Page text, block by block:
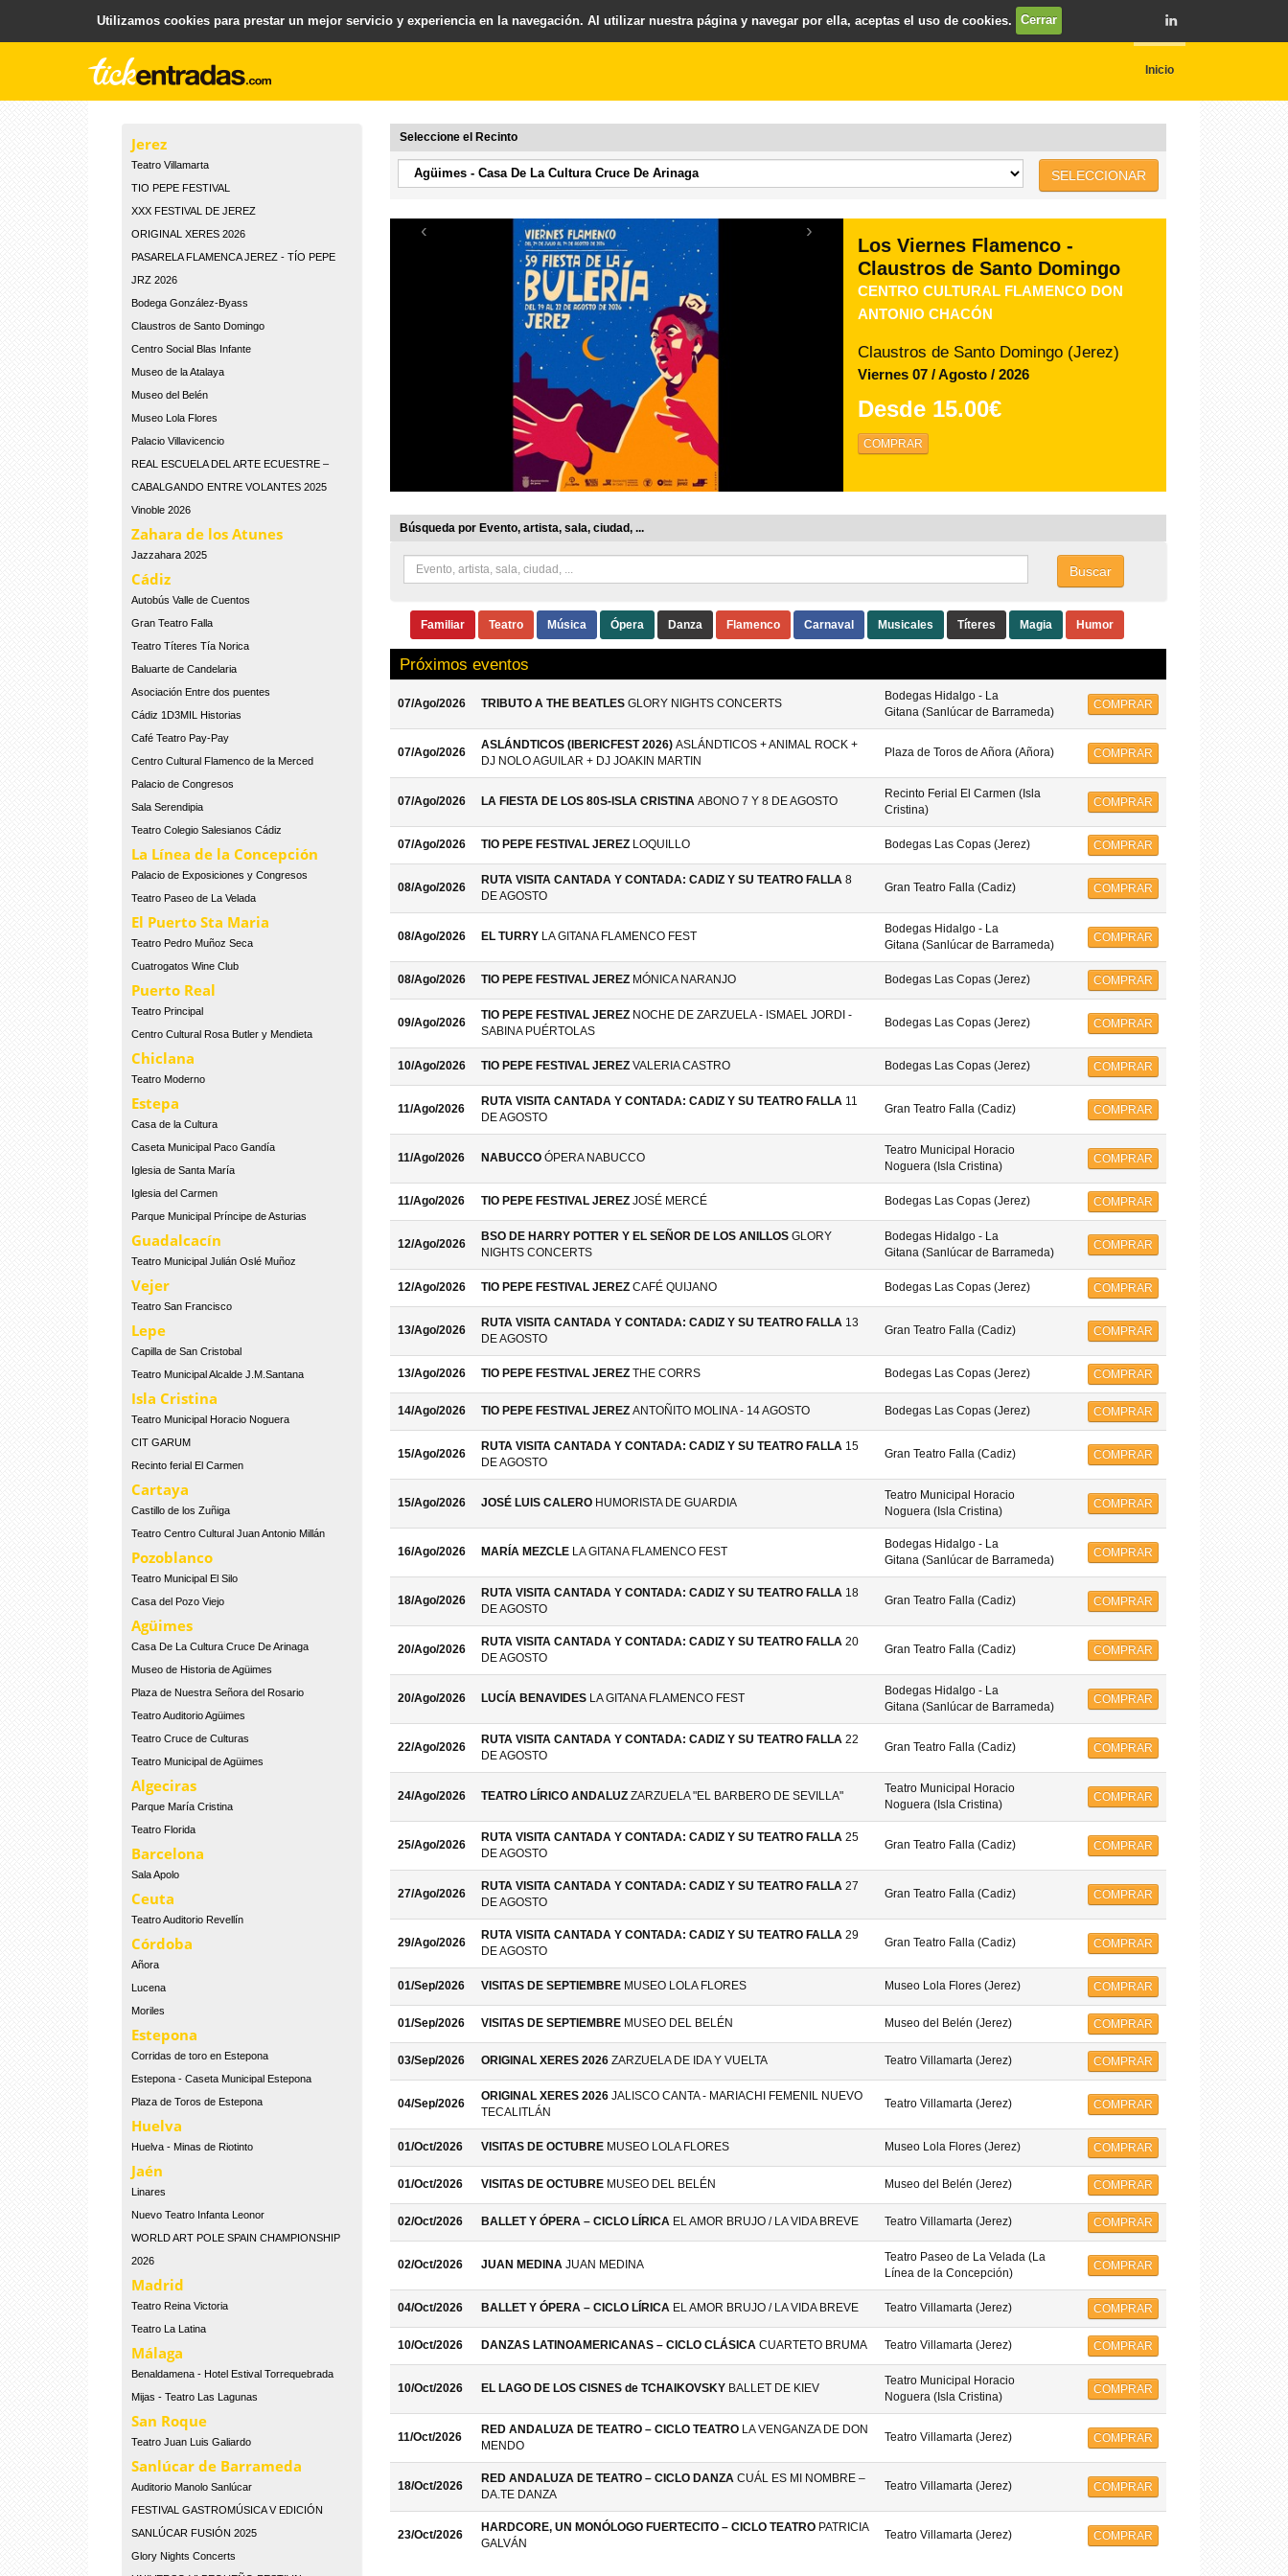
Plataforma para la Venta y Gestion de Entradas .
Inicio
Jerez
Teatro Villamarta
TIO PEPE FESTIVAL
XXX FESTIVAL DE JEREZ
ORIGINAL XERES 2026
PASARELA FLAMENCA JEREZ - TÍO PEPE
JRZ 2026
Bodega González-Byass
Claustros de Santo Domingo
Centro Social Blas Infante
Museo de la Atalaya
Museo del Belén
Museo Lola Flores
Palacio Villavicencio
REAL ESCUELA DEL ARTE ECUESTRE –
CABALGANDO ENTRE VOLANTES 2025
Vinoble 2026
Zahara de los Atunes
Jazzahara 2025
Cádiz
Autobús Valle de Cuentos
Gran Teatro Falla
Teatro Títeres Tía Norica
Baluarte de Candelaria
Asociación Entre dos puentes
Cádiz 1D3MIL Historias
Café Teatro Pay-Pay
Centro Cultural Flamenco de la Merced
Palacio de Congresos
Sala Serendipia
Teatro Colegio Salesianos Cádiz
La Línea de la Concepción
Palacio de Exposiciones y Congresos
Teatro Paseo de La Velada
El Puerto Sta Maria
Teatro Pedro Muñoz Seca
Cuatrogatos Wine Club
Puerto Real
Teatro Principal
Centro Cultural Rosa Butler y Mendieta
Chiclana
Teatro Moderno
Estepa
Casa de la Cultura
Caseta Municipal Paco Gandía
Iglesia de Santa María
Iglesia del Carmen
Parque Municipal Príncipe de Asturias
Guadalcacín
Teatro Municipal Julián Oslé Muñoz
Vejer
Teatro San Francisco
Lepe
Capilla de San Cristobal
Teatro Municipal Alcalde J.M.Santana
Isla Cristina
Teatro Municipal Horacio Noguera
CIT GARUM
Recinto ferial El Carmen
Cartaya
Castillo de los Zuñiga
Teatro Centro Cultural Juan Antonio Millán
Pozoblanco
Teatro Municipal El Silo
Casa del Pozo Viejo
Agüimes
Casa De La Cultura Cruce De Arinaga
Museo de Historia de Agüimes
Plaza de Nuestra Señora del Rosario
Teatro Auditorio Agüimes
Teatro Cruce de Culturas
Teatro Municipal de Agüimes
Algeciras
Parque María Cristina
Teatro Florida
Barcelona
Sala Apolo
Ceuta
Teatro Auditorio Revellín
Córdoba
Añora
Lucena
Moriles
Estepona
Corridas de toro en Estepona
Estepona - Caseta Municipal Estepona
Plaza de Toros de Estepona
Huelva
Huelva - Minas de Riotinto
Jaén
Linares
Nuevo Teatro Infanta Leonor
WORLD ART POLE SPAIN CHAMPIONSHIP
2026
Madrid
Teatro Reina Victoria
Teatro La Latina
Málaga
Benaldamena - Hotel Estival Torrequebrada
Mijas - Teatro Las Lagunas
San Roque
Teatro Juan Luis Galiardo
Sanlúcar de Barrameda
Auditorio Manolo Sanlúcar
FESTIVAL GASTROMÚSICA V EDICIÓN
SANLÚCAR FUSIÓN 2025
Glory Nights Concerts
Seleccione el Recinto
SELECCIONAR
‹ ›
TIO PEPE FESTIVAL JEREZ
VALERIA CASTRO
Bodegas Las Copas (Jerez)
Desde35.00€
COMPRAR
Búsqueda por Evento, artista, sala, ciudad, ...
Buscar
Familiar Teatro Música Ópera Danza Flamenco Carnaval Musicales Títeres Magia Humor
Próximos eventos
07/Ago/2026 TRIBUTO A THE BEATLES GLORY NIGHTS CONCERTS
Bodegas Hidalgo - La
Gitana (Sanlúcar de Barrameda)
COMPRAR
07/Ago/2026
ASLÁNDTICOS (IBERICFEST 2026) ASLÁNDTICOS + ANIMAL ROCK +
DJ NOLO AGUILAR + DJ JOAKIN MARTIN
Plaza de Toros de Añora (Añora) COMPRAR
07/Ago/2026 LA FIESTA DE LOS 80S-ISLA CRISTINA ABONO 7 Y 8 DE AGOSTO
Recinto Ferial El Carmen (Isla
Cristina)
COMPRAR
07/Ago/2026 TIO PEPE FESTIVAL JEREZ LOQUILLO Bodegas Las Copas (Jerez) COMPRAR
08/Ago/2026
RUTA VISITA CANTADA Y CONTADA: CADIZ Y SU TEATRO FALLA 8
DE AGOSTO
Gran Teatro Falla (Cadiz) COMPRAR
08/Ago/2026 EL TURRY LA GITANA FLAMENCO FEST
Bodegas Hidalgo - La
Gitana (Sanlúcar de Barrameda)
COMPRAR
08/Ago/2026 TIO PEPE FESTIVAL JEREZ MÓNICA NARANJO Bodegas Las Copas (Jerez) COMPRAR
09/Ago/2026
TIO PEPE FESTIVAL JEREZ NOCHE DE ZARZUELA - ISMAEL JORDI -
SABINA PUÉRTOLAS
Bodegas Las Copas (Jerez) COMPRAR
10/Ago/2026 TIO PEPE FESTIVAL JEREZ VALERIA CASTRO Bodegas Las Copas (Jerez) COMPRAR
11/Ago/2026
RUTA VISITA CANTADA Y CONTADA: CADIZ Y SU TEATRO FALLA 11
DE AGOSTO
Gran Teatro Falla (Cadiz) COMPRAR
11/Ago/2026 NABUCCO ÓPERA NABUCCO
Teatro Municipal Horacio
Noguera (Isla Cristina)
COMPRAR
11/Ago/2026 TIO PEPE FESTIVAL JEREZ JOSÉ MERCÉ Bodegas Las Copas (Jerez) COMPRAR
12/Ago/2026
BSO DE HARRY POTTER Y EL SEÑOR DE LOS ANILLOS GLORY
NIGHTS CONCERTS
Bodegas Hidalgo - La
Gitana (Sanlúcar de Barrameda)
COMPRAR
12/Ago/2026 TIO PEPE FESTIVAL JEREZ CAFÉ QUIJANO Bodegas Las Copas (Jerez) COMPRAR
13/Ago/2026
RUTA VISITA CANTADA Y CONTADA: CADIZ Y SU TEATRO FALLA 13
DE AGOSTO
Gran Teatro Falla (Cadiz) COMPRAR
13/Ago/2026 TIO PEPE FESTIVAL JEREZ THE CORRS Bodegas Las Copas (Jerez) COMPRAR
14/Ago/2026 TIO PEPE FESTIVAL JEREZ ANTOÑITO MOLINA - 14 AGOSTO Bodegas Las Copas (Jerez) COMPRAR
15/Ago/2026
RUTA VISITA CANTADA Y CONTADA: CADIZ Y SU TEATRO FALLA 15
DE AGOSTO
Gran Teatro Falla (Cadiz) COMPRAR
15/Ago/2026 JOSÉ LUIS CALERO HUMORISTA DE GUARDIA
Teatro Municipal Horacio
Noguera (Isla Cristina)
COMPRAR
16/Ago/2026 MARÍA MEZCLE LA GITANA FLAMENCO FEST
Bodegas Hidalgo - La
Gitana (Sanlúcar de Barrameda)
COMPRAR
18/Ago/2026
RUTA VISITA CANTADA Y CONTADA: CADIZ Y SU TEATRO FALLA 18
DE AGOSTO
Gran Teatro Falla (Cadiz) COMPRAR
20/Ago/2026
RUTA VISITA CANTADA Y CONTADA: CADIZ Y SU TEATRO FALLA 20
DE AGOSTO
Gran Teatro Falla (Cadiz) COMPRAR
20/Ago/2026 LUCÍA BENAVIDES LA GITANA FLAMENCO FEST
Bodegas Hidalgo - La
Gitana (Sanlúcar de Barrameda)
COMPRAR
22/Ago/2026
RUTA VISITA CANTADA Y CONTADA: CADIZ Y SU TEATRO FALLA 22
DE AGOSTO
Gran Teatro Falla (Cadiz) COMPRAR
24/Ago/2026 TEATRO LÍRICO ANDALUZ ZARZUELA "EL BARBERO DE SEVILLA"
Teatro Municipal Horacio
Noguera (Isla Cristina)
COMPRAR
25/Ago/2026
RUTA VISITA CANTADA Y CONTADA: CADIZ Y SU TEATRO FALLA 25
DE AGOSTO
Gran Teatro Falla (Cadiz) COMPRAR
27/Ago/2026
RUTA VISITA CANTADA Y CONTADA: CADIZ Y SU TEATRO FALLA 27
DE AGOSTO
Gran Teatro Falla (Cadiz) COMPRAR
29/Ago/2026
RUTA VISITA CANTADA Y CONTADA: CADIZ Y SU TEATRO FALLA 29
DE AGOSTO
Gran Teatro Falla (Cadiz) COMPRAR
01/Sep/2026 VISITAS DE SEPTIEMBRE MUSEO LOLA FLORES Museo Lola Flores (Jerez) COMPRAR
01/Sep/2026 VISITAS DE SEPTIEMBRE MUSEO DEL BELÉN Museo del Belén (Jerez) COMPRAR
03/Sep/2026 ORIGINAL XERES 2026 ZARZUELA DE IDA Y VUELTA Teatro Villamarta (Jerez) COMPRAR
04/Sep/2026
ORIGINAL XERES 2026 JALISCO CANTA - MARIACHI FEMENIL NUEVO
TECALITLÁN
Teatro Villamarta (Jerez) COMPRAR
01/Oct/2026 VISITAS DE OCTUBRE MUSEO LOLA FLORES Museo Lola Flores (Jerez) COMPRAR
01/Oct/2026 VISITAS DE OCTUBRE MUSEO DEL BELÉN Museo del Belén (Jerez) COMPRAR
02/Oct/2026 BALLET Y ÓPERA – CICLO LÍRICA EL AMOR BRUJO / LA VIDA BREVE Teatro Villamarta (Jerez) COMPRAR
02/Oct/2026 JUAN MEDINA JUAN MEDINA
Teatro Paseo de La Velada (La
Línea de la Concepción)
COMPRAR
04/Oct/2026 BALLET Y ÓPERA – CICLO LÍRICA EL AMOR BRUJO / LA VIDA BREVE Teatro Villamarta (Jerez) COMPRAR
10/Oct/2026 DANZAS LATINOAMERICANAS – CICLO CLÁSICA CUARTETO BRUMA Teatro Villamarta (Jerez) COMPRAR
10/Oct/2026 EL LAGO DE LOS CISNES de TCHAIKOVSKY BALLET DE KIEV
Teatro Municipal Horacio
Noguera (Isla Cristina)
COMPRAR
11/Oct/2026
RED ANDALUZA DE TEATRO – CICLO TEATRO LA VENGANZA DE DON
MENDO
Teatro Villamarta (Jerez) COMPRAR
18/Oct/2026
RED ANDALUZA DE TEATRO – CICLO DANZA CUÁL ES MI NOMBRE –
DA.TE DANZA
Teatro Villamarta (Jerez) COMPRAR
23/Oct/2026
HARDCORE, UN MONÓLOGO FUERTECITO – CICLO TEATRO PATRICIA
GALVÁN
Teatro Villamarta (Jerez) COMPRAR
Utilizamos cookies para prestar un mejor servicio y experiencia en la navegación. Al utilizar nuestra página y navegar por ella, aceptas el uso de cookies. Cerrar